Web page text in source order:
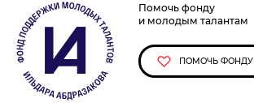
Помочь фонду
и молодым талантам
ПОМОЧЬ ФОНДУ